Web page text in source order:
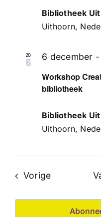
Bibliotheek
Uithoorn,
zo
6
Workshop
bibliotheek
6 december -
Bibliotheek
Uithoorn,
Vorige